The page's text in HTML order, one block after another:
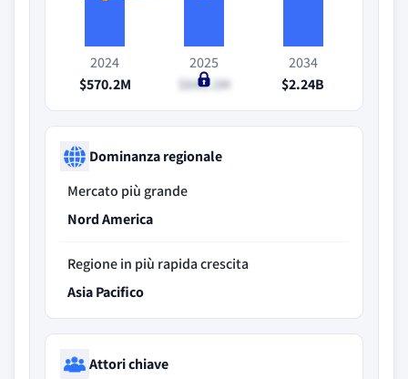
2024
$570.2M
2025
$645.2M
2034
$2.24B
Dominanza regionale
Mercato più grande
Nord America
Regione in più rapida crescita
Asia Pacifico
Attori chiave